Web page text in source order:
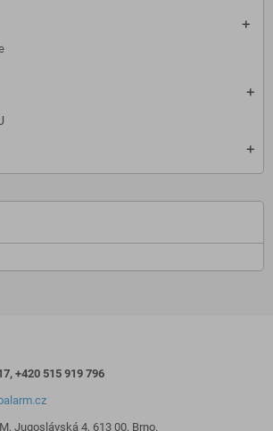
+420 515 919 796
Jugoslávská 4, 613 00, Brno.